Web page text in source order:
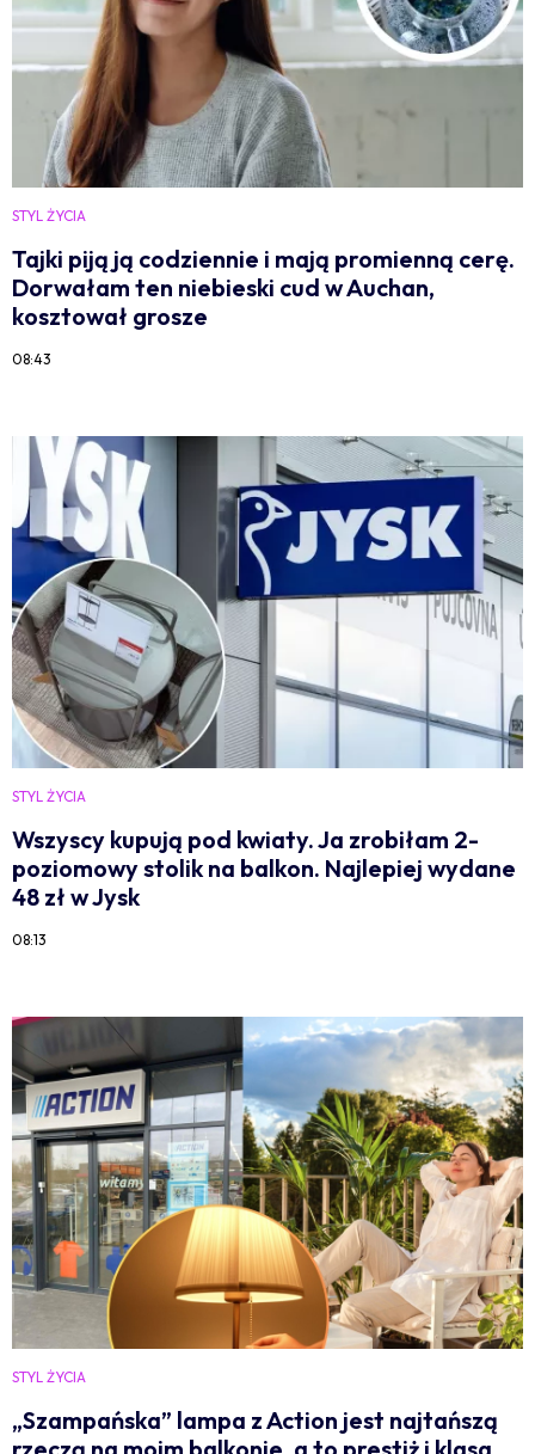
STYL ŻYCIA
Tajki piją ją codziennie i mają promienną cerę.
Dorwałam ten niebieski cud w Auchan,
kosztował grosze
08:43
STYL ŻYCIA
Wszyscy kupują pod kwiaty. Ja zrobiłam 2-
poziomowy stolik na balkon. Najlepiej wydane
48 zł w Jysk
08:13
STYL ŻYCIA
„Szampańska” lampa z Action jest najtańszą